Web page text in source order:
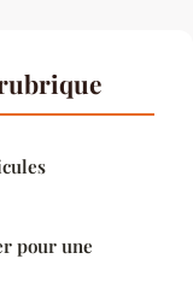
pour une